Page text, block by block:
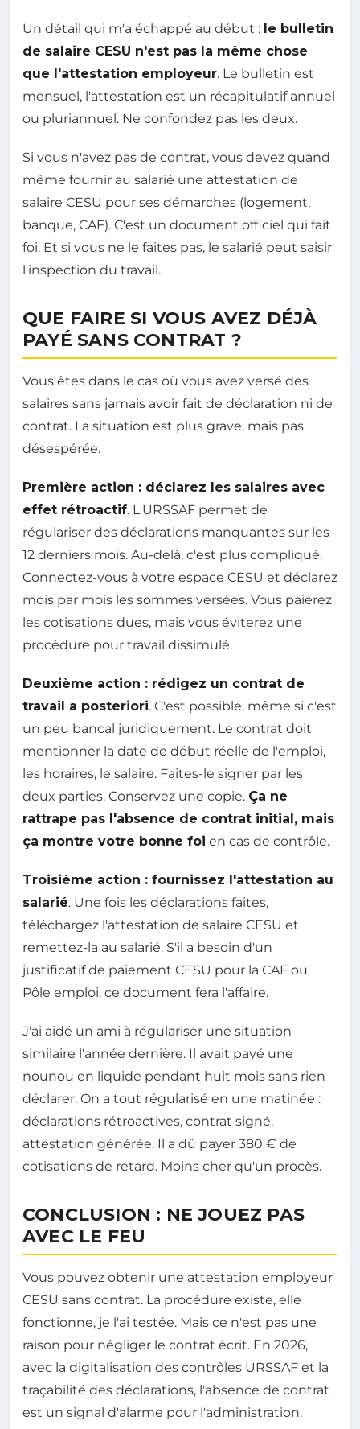
Un détail qui m'a échappé au début : le bulletin
de salaire CESU n'est pas la même chose
que l'attestation employeur. Le bulletin est
mensuel, l'attestation est un récapitulatif annuel
ou pluriannuel. Ne confondez pas les deux.
Si vous n'avez pas de contrat, vous devez quand
même fournir au salarié une attestation de
salaire CESU pour ses démarches (logement,
banque, CAF). C'est un document officiel qui fait
foi. Et si vous ne le faites pas, le salarié peut saisir
l'inspection du travail.
QUE FAIRE SI VOUS AVEZ DÉJÀ
PAYÉ SANS CONTRAT ?
Vous êtes dans le cas où vous avez versé des
salaires sans jamais avoir fait de déclaration ni de
contrat. La situation est plus grave, mais pas
désespérée.
Première action : déclarez les salaires avec
effet rétroactif. L'URSSAF permet de
régulariser des déclarations manquantes sur les
12 derniers mois. Au-delà, c'est plus compliqué.
Connectez-vous à votre espace CESU et déclarez
mois par mois les sommes versées. Vous paierez
les cotisations dues, mais vous éviterez une
procédure pour travail dissimulé.
Deuxième action : rédigez un contrat de
travail a posteriori. C'est possible, même si c'est
un peu bancal juridiquement. Le contrat doit
mentionner la date de début réelle de l'emploi,
les horaires, le salaire. Faites-le signer par les
deux parties. Conservez une copie. Ça ne
rattrape pas l'absence de contrat initial, mais
ça montre votre bonne foi en cas de contrôle.
Troisième action : fournissez l'attestation au
salarié. Une fois les déclarations faites,
téléchargez l'attestation de salaire CESU et
remettez-la au salarié. S'il a besoin d'un
justificatif de paiement CESU pour la CAF ou
Pôle emploi, ce document fera l'affaire.
J'ai aidé un ami à régulariser une situation
similaire l'année dernière. Il avait payé une
nounou en liquide pendant huit mois sans rien
déclarer. On a tout régularisé en une matinée :
déclarations rétroactives, contrat signé,
attestation générée. Il a dû payer 380 € de
cotisations de retard. Moins cher qu'un procès.
CONCLUSION : NE JOUEZ PAS
AVEC LE FEU
Vous pouvez obtenir une attestation employeur
CESU sans contrat. La procédure existe, elle
fonctionne, je l'ai testée. Mais ce n'est pas une
raison pour négliger le contrat écrit. En 2026,
avec la digitalisation des contrôles URSSAF et la
traçabilité des déclarations, l'absence de contrat
est un signal d'alarme pour l'administration.